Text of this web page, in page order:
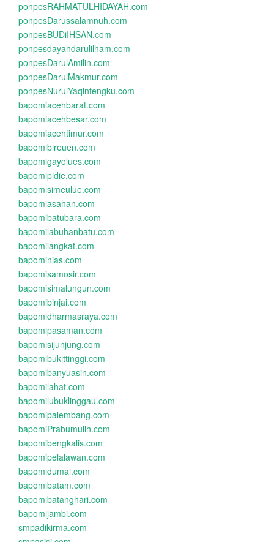
ponpesRAHMATULHIDAYAH.com
ponpesDarussalamnuh.com
ponpesBUDiIHSAN.com
ponpesdayahdarulilham.com
ponpesDarulAmilin.com
ponpesDarulMakmur.com
ponpesNurulYaqintengku.com
bapomiacehbarat.com
bapomiacehbesar.com
bapomiacehtimur.com
bapomibireuen.com
bapomigayolues.com
bapomipidie.com
bapomisimeulue.com
bapomiasahan.com
bapomibatubara.com
bapomilabuhanbatu.com
bapomilangkat.com
bapominias.com
bapomisamosir.com
bapomisimalungun.com
bapomibinjai.com
bapomidharmasraya.com
bapomipasaman.com
bapomisijunjung.com
bapomibukittinggi.com
bapomibanyuasin.com
bapomilahat.com
bapomilubuklinggau.com
bapomipalembang.com
bapomiPrabumulih.com
bapomibengkalis.com
bapomipelalawan.com
bapomidumai.com
bapomibatam.com
bapomibatanghari.com
bapomijambi.com
smpadikirma.com